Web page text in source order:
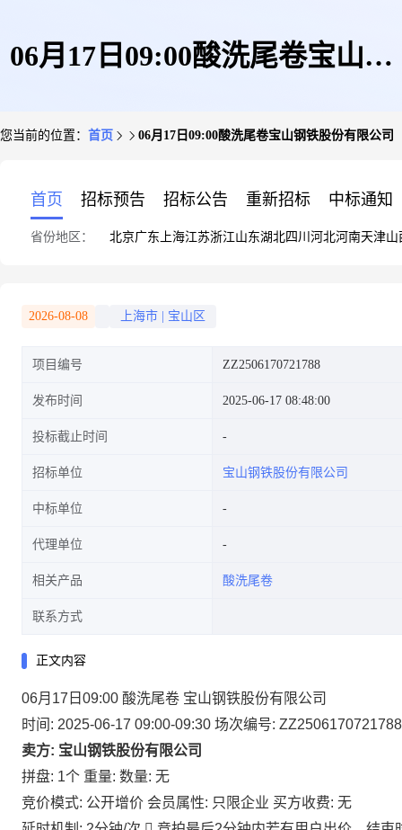
06月17日09:00酸洗尾卷宝山钢
您当前的位置： 首页 06月17日09:00酸洗尾卷宝山钢铁股份有限公司
首页 招标预告 招标公告 重新招标 中标通知
省份地区： 北京广东 上海江苏浙江山东湖北四川 河北河南天津山
2026-08-08 上海市 宝山区
项目编号 ZZ2506170721788
发布时间 2025-06-17 08:48:00
投标截止时间
招标单位 宝山钢铁股份有限公司
中标单位
代理单位
相关产品 酸洗尾卷
联系方式
正文内容
06月17日09:00 酸洗尾卷 宝山钢铁股份有限公司
时间: 2025-06-17 09:00-09:30 场次编号: ZZ2506170721788
卖方: 宝山钢铁股份有限公司
拼盘: 1个 重量: 数量: 无
竞价模式: 公开增价 会员属性: 只限企业 买方收费: 无